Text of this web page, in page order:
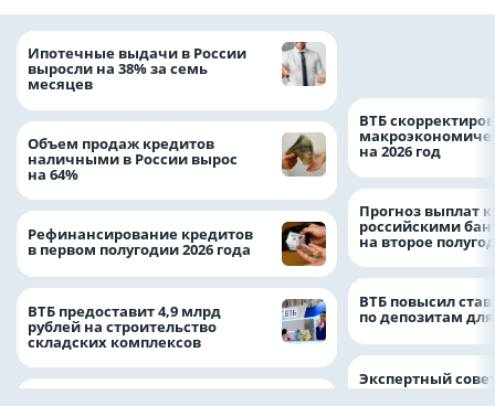
Ипотечные выдачи в России
выросли на 38% за семь
месяцев
Объем продаж кредитов
наличными в России вырос
на 64%
Рефинансирование кредитов
в первом полугодии 2026 года
ВТБ предоставит 4,9 млрд
рублей на строительство
складских комплексов
ВТБ
на 2026 год
Прогноз выплат
российскими
на второе
ВТБ повысил
по депозитам
Экспертный